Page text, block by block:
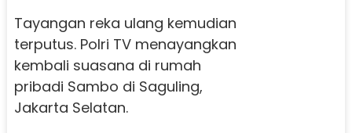
Tayangan reka ulang kemudian
terputus. Polri TV menayangkan
kembali suasana di rumah
pribadi Sambo di Saguling,
Jakarta Selatan.